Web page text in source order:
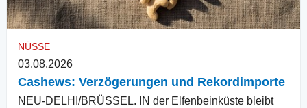
NÜSSE
03.08.2026
Cashews: Verzögerungen und Rekordimporte
NEU-DELHI/BRÜSSEL. IN der Elfenbeinküste bleibt